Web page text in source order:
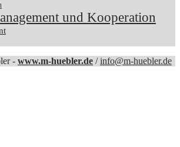
und Kooperation
- www.m-huebler.de /info@m-huebler.de